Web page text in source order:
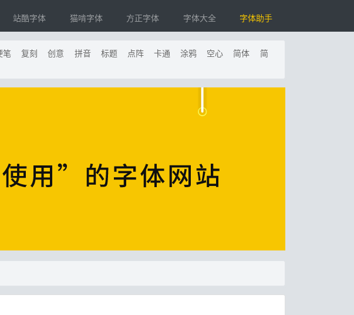
站酷字体 猫啃字体 方正字体 字体大全 字体助手
笔 复刻 创意 拼音 标题 点阵 卡通 涂鸦 空心 简体
简